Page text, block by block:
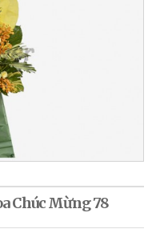
Chúc Mừng 78